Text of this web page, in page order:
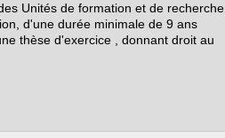
Unités de formation et de recherche
d'une durée minimale de 9 ans
thèse d'exercice , donnant droit au